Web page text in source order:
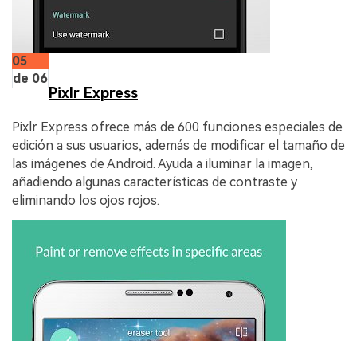
05
de 06
Pixlr Express
Pixlr Express ofrece más de 600 funciones especiales de
edición a sus usuarios, además de modificar el tamaño de
las imágenes de Android. Ayuda a iluminar la imagen,
añadiendo algunas características de contraste y
eliminando los ojos rojos.